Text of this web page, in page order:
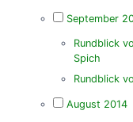
September
Rundblick
Spich
Rundblick
August 2014